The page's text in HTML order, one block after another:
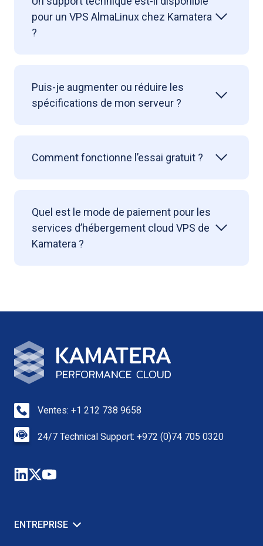
pour un VPS AlmaLinux chez Kamatera
?
Puis-je augmenter ou réduire les
spécifications de mon serveur ?
Comment fonctionne l’essai gratuit ?
Quel est le mode de paiement pour les
services d’hébergement cloud VPS de
Kamatera ?
Ventes: +1 212 738 9658
24/7 Technical Support: +972 (0)74 705 0320
ENTREPRISE